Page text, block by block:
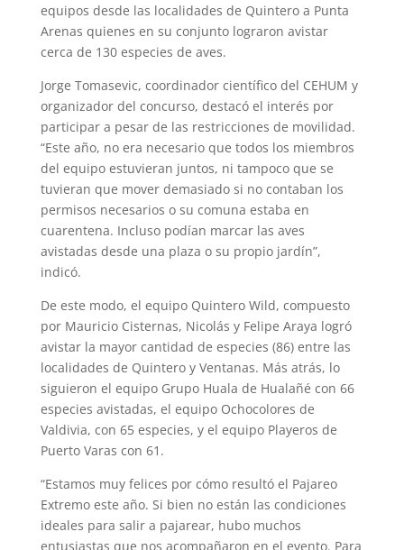
equipos desde las localidades de Quintero a Punta
Arenas quienes en su conjunto lograron avistar
cerca de 130 especies de aves.
Jorge Tomasevic, coordinador científico del CEHUM y
organizador del concurso, destacó el interés por
participar a pesar de las restricciones de movilidad.
“Este año, no era necesario que todos los miembros
del equipo estuvieran juntos, ni tampoco que se
tuvieran que mover demasiado si no contaban los
permisos necesarios o su comuna estaba en
cuarentena. Incluso podían marcar las aves
avistadas desde una plaza o su propio jardín”,
indicó.
De este modo, el equipo Quintero Wild, compuesto
por Mauricio Cisternas, Nicolás y Felipe Araya logró
avistar la mayor cantidad de especies (86) entre las
localidades de Quintero y Ventanas. Más atrás, lo
siguieron el equipo Grupo Huala de Hualañé con 66
especies avistadas, el equipo Ochocolores de
Valdivia, con 65 especies, y el equipo Playeros de
Puerto Varas con 61.
“Estamos muy felices por cómo resultó el Pajareo
Extremo este año. Si bien no están las condiciones
ideales para salir a pajarear, hubo muchos
entusiastas que nos acompañaron en el evento. Para